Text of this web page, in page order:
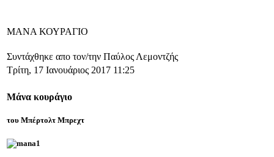
ΜΑΝΑ ΚΟΥΡΑΓΙΟ
Συντάχθηκε απο τον/την Παύλος Λεμοντζής
Τρίτη, 17 Ιανουάριος 2017 11:25
Μάνα κουράγιο
του Μπέρτολτ Μπρεχτ